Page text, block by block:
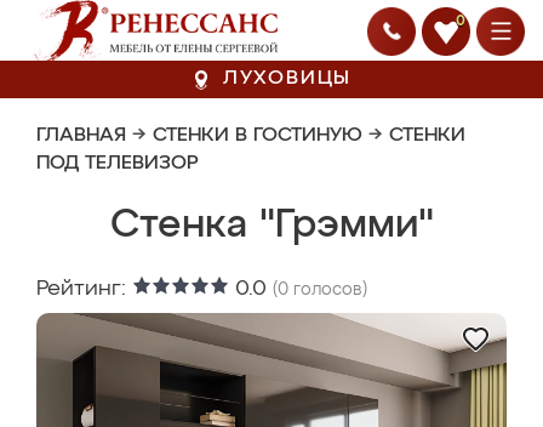
0
ЛУХОВИЦЫ
ГЛАВНАЯ → СТЕНКИ В ГОСТИНУЮ → СТЕНКИ
ПОД ТЕЛЕВИЗОР
Стенка "Грэмми"
Рейтинг: 0.0 (0 голосов)